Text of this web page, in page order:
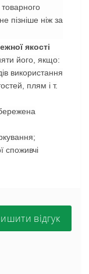
пізніше ніж за
якості
його, якщо:
використання
плям і т.
споживчі
відгук